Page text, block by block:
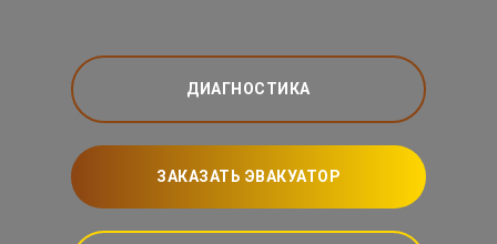
ДИАГНОСТИКА
ЗАКАЗАТЬ ЭВАКУАТОР